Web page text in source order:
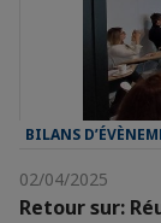
BILANS
02/04/2025
Retour sur: